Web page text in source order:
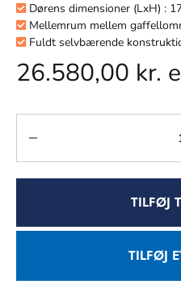
Dørens dimensioner (LxH) :
Mellemrum mellem
Fuldt selvbærende
26.580,00 kr.
TILFØJ
TILFØJ